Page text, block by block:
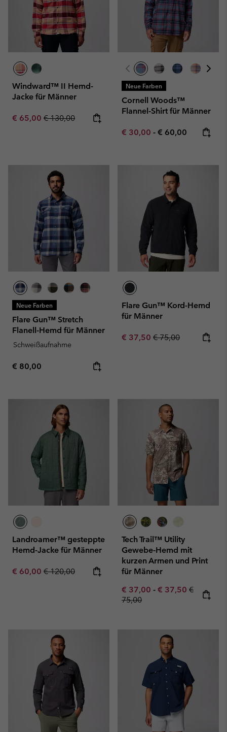
Windward™ II Hemd-
Jacke für Männer
Sale price:
€ 65,00 Regular price:
€ 130,00
Neue Farben
Cornell Woods™
Flannel-Shirt für Männer
Minimum sale price:
€ 30,00 - Maximum price:
€ 60,00
Neue Farben
Flare Gun™ Stretch
Flanell-Hemd für Männer
Schweißaufnahme
Regular price:
€ 80,00
Flare Gun™ Kord-Hemd
für Männer
Sale price:
€ 37,50 Regular price:
€ 75,00
Landroamer™ gesteppte
Hemd-Jacke für Männer
Sale price:
€ 60,00 Regular price:
€ 120,00
Tech Trail™ Utility
Gewebe-Hemd mit
kurzen Armen und Print
für Männer
Minimum sale price:
€ 37,00 - Maximum sale
€ 37,50 Regular
€
75,00